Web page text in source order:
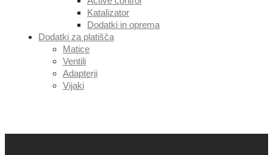
Katalizator
Dodatki in oprema
Dodatki za platišča
Matice
Ventili
Adapterji
Vijaki